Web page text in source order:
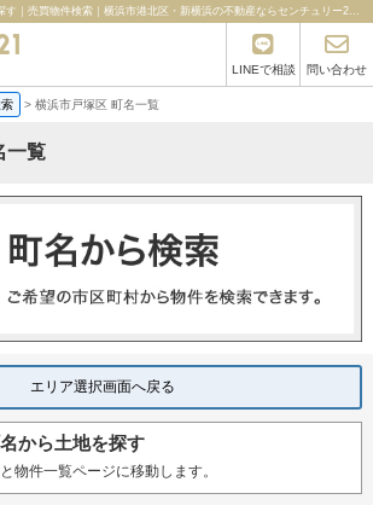
横浜市戸塚区の町名から土地を探す｜売買物件検索｜横浜市港北区・新横浜の不動産ならセンチュリー21ヨコハマ地所
LINEで相談 問い合わせ
> 横浜市戸塚区 町名一覧
一覧
エリア選択画面へ戻る
から土地を探す
物件一覧ページに移動します。